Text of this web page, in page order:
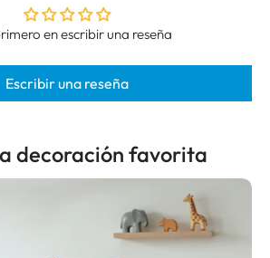
en escribir una reseña
Escribir una reseña
decoración favorita